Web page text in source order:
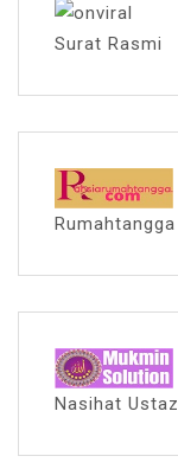
Surat Rasmi
Rumahtangga
Nasihat Ustaz